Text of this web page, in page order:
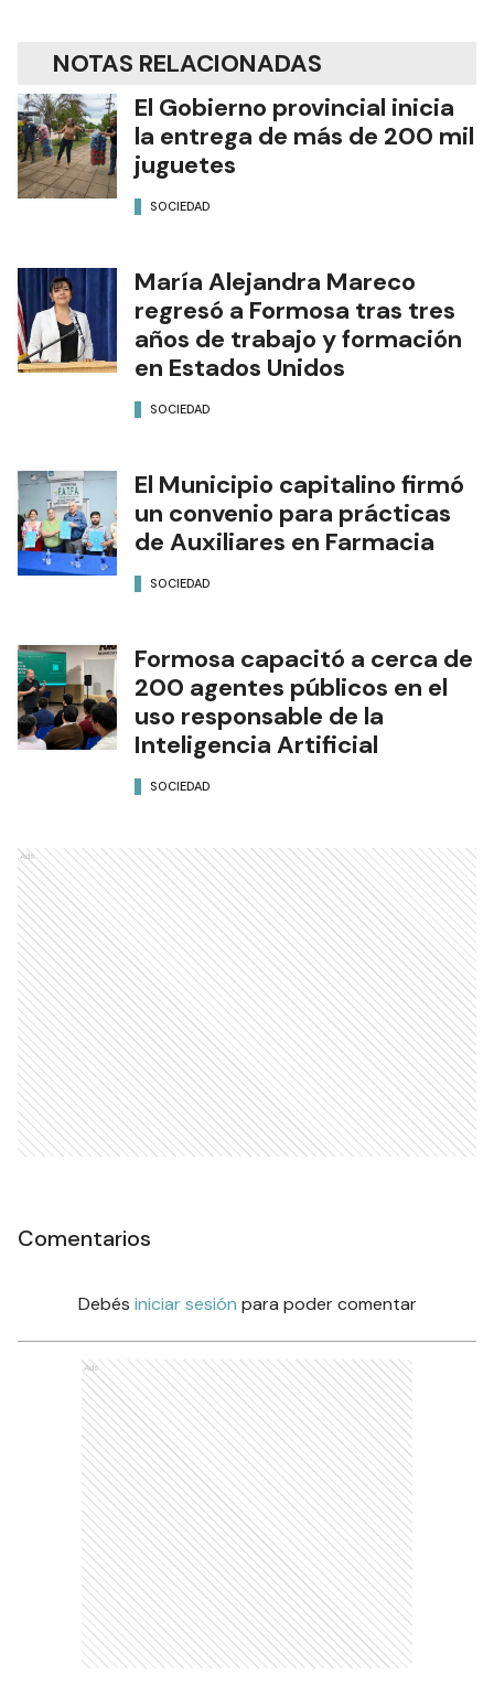
NOTAS RELACIONADAS
El Gobierno provincial inicia
la entrega de más de 200 mil
juguetes
SOCIEDAD
María Alejandra Mareco
regresó a Formosa tras tres
años de trabajo y formación
en Estados Unidos
SOCIEDAD
El Municipio capitalino firmó
un convenio para prácticas
de Auxiliares en Farmacia
SOCIEDAD
Formosa capacitó a cerca de
200 agentes públicos en el
uso responsable de la
Inteligencia Artificial
SOCIEDAD
Ads
Comentarios
Debés iniciar sesión para poder comentar
Ads